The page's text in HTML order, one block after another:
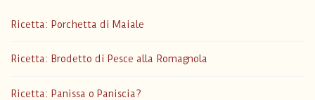
Ricetta: Porchetta di Maiale
Ricetta: Brodetto di Pesce alla Romagnola
Ricetta: Panissa o Paniscia?